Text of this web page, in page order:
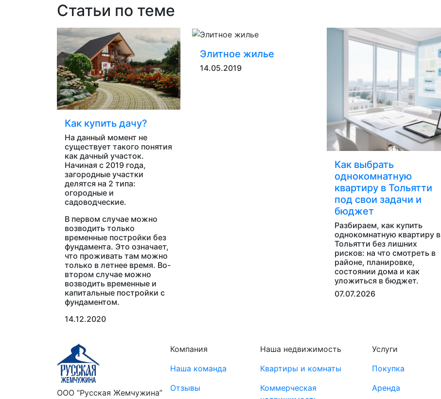
Статьи по теме
Как купить дачу?
На данный момент не
существует такого понятия
как дачный участок.
Начиная с 2019 года,
загородные участки
делятся на 2 типа:
огородные и
садоводческие.
В первом случае можно
возводить только
временные постройки без
фундамента. Это означает,
что проживать там можно
только в летнее время. Во-
втором случае можно
возводить временные и
капитальные постройки с
фундаментом.
14.12.2020
Элитное жилье
14.05.2019
Как выбрать
однокомнатную
квартиру в Тольятти
под свои задачи и
бюджет
Разбираем, как купить
однокомнатную квартиру в
Тольятти без лишних
рисков: на что смотреть в
районе, планировке,
состоянии дома и как
уложиться в бюджет.
07.07.2026
ООО “Русская Жемчужина”
Компания
Наша команда
Отзывы
Наша недвижимость
Квартиры и комнаты
Коммерческая
Услуги
Покупка
Аренда